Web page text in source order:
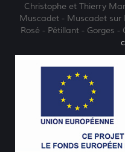
Christophe et Thierry
Muscadet - Muscadet
Rosé - Pétillant - Gorges -